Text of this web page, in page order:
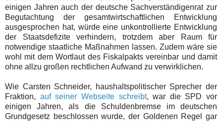
einigen Jahren auch der deutsche Sachverständigenrat zur
Begutachtung der gesamtwirtschaftlichen Entwicklung
ausgesprochen hat, würde eine unkontrollierte Entwicklung
der Staatsdefizite verhindern, trotzdem aber Raum für
notwendige staatliche Maßnahmen lassen. Zudem wäre sie
wohl mit dem Wortlaut des Fiskalpakts vereinbar und damit
ohne allzu großen rechtlichen Aufwand zu verwirklichen.
Wie Carsten Schneider, haushaltspolitischer Sprecher der
Fraktion, auf seiner Webseite schreibt, war die SPD vor
einigen Jahren, als die Schuldenbremse im deutschen
Grundgesetz beschlossen wurde, der Goldenen Regel gar